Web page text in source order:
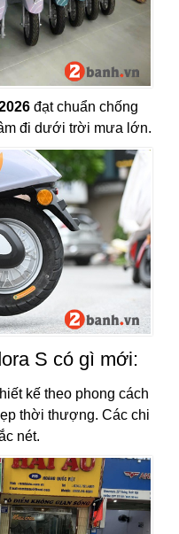
đạt chuẩn chống
đi dưới trời mưa lớn.
S có gì mới:
kế theo phong cách
thời thượng. Các chi
nét.